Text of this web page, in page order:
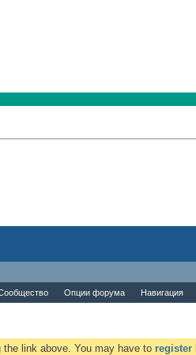
Опции форума Навигация
the link above. You may have to register